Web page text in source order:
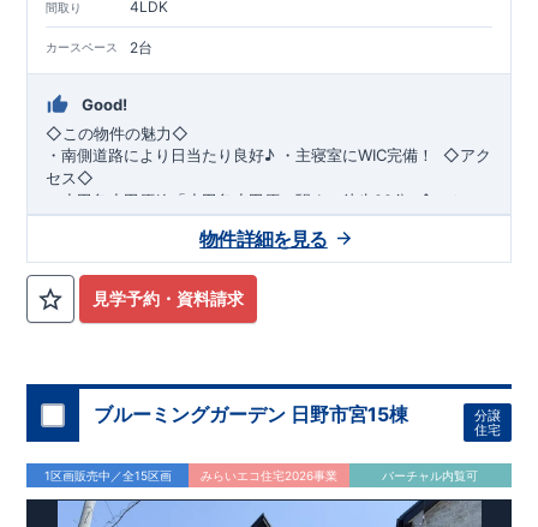
間取り 4LDK
カースペース 2台
Good!
◇この物件の魅力◇
・南側道路により日当たり良好♪ ・ 主寝室にWIC完備！ ​ ​◇アク
セス◇
・小田急小田原線
「小田急小田原」駅まで徒歩22分
◇ロケー
・相模原市立若草小学校 徒歩11分 ・相模原市立若草
中学校 徒歩5分 ・sanwa相模台店
徒歩9分 ​・セブンイレブン相模原相模台店 徒歩4分
◇ブルーミングガーデンのこだわり◇
・設計、施工、営業が互いに協力しあい、最良のプランを提供
いたします。
・不要な中間マージンを抑えることで、コストダウンに努めて
います。
【耐震等級3取得】
見学予約・資料請求
物件詳細を見る
ブルーミングガーデン 日野市宮15棟
分譲
住宅
1区画販売中／全15区画 みらいエコ住宅2026事業 バーチャル内覧可